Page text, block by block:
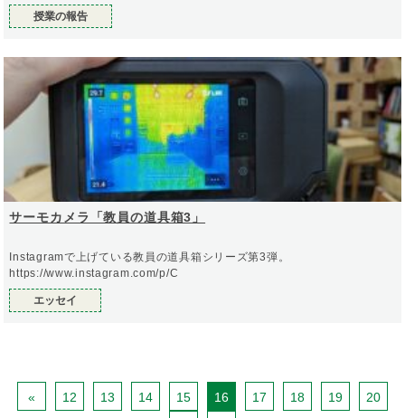
授業の報告
サーモカメラ「教員の道具箱3」
Instagramで上げている教員の道具箱シリーズ第3弾。
https://www.instagram.com/p/C
エッセイ
« 12 13 14 15 16 17 18 19
20